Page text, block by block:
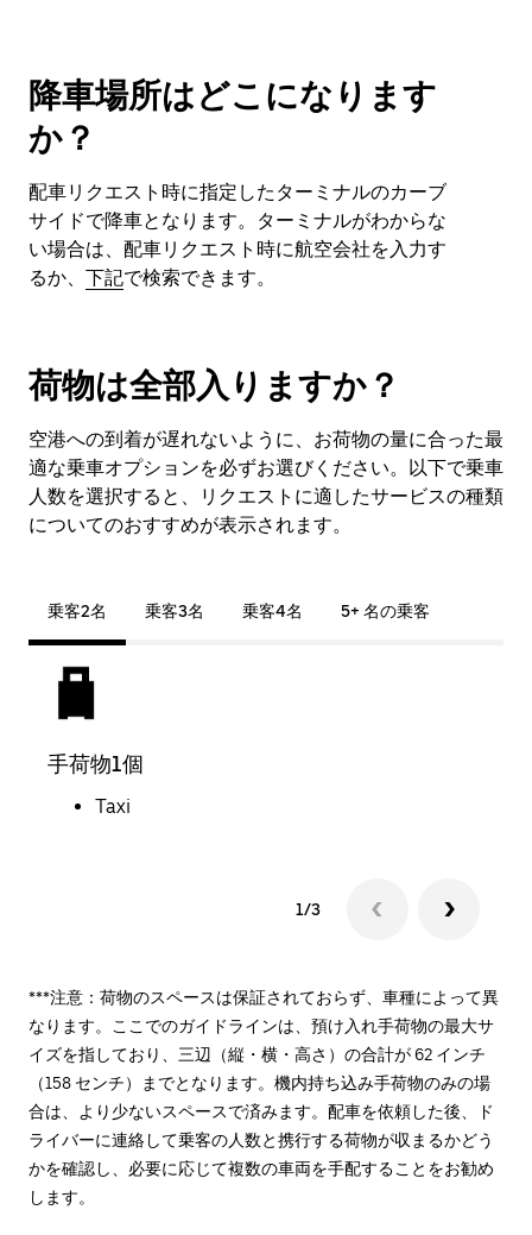
降車場所はどこになります
か？
配車リクエスト時に指定したターミナルのカーブ
サイドで降車となります。ターミナルがわからな
い場合は、配車リクエスト時に航空会社を入力す
るか、 下記で検索できます。
荷物は全部入りますか？
空港への到着が遅れないように、お荷物の量に合った最
適な乗車オプションを必ずお選びください。以下で乗車
人数を選択すると、リクエストに適したサービスの種類
についてのおすすめが表示されます。
乗客2名 乗客3名 乗客4名 5+ 名の乗客
手荷物1個
Taxi
1/3
***注意：荷物のスペースは保証されておらず、車種によって異
なります。ここでのガイドラインは、預け入れ手荷物の最大サ
イズを指しており、三辺（縦・横・高さ）の合計が 62 インチ
（158 センチ）までとなります。機内持ち込み手荷物のみの場
合は、より少ないスペースで済みます。配車を依頼した後、ド
ライバーに連絡して乗客の人数と携行する荷物が収まるかどう
かを確認し、必要に応じて複数の車両を手配することをお勧め
します。